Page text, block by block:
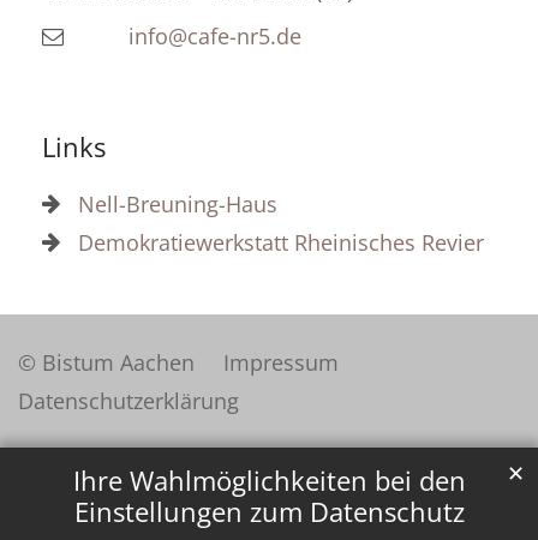
Ihre Wahlmöglichkeiten bei den
Einstellungen zum Datenschutz
✕
info@cafe-nr5.de
Links
Nell-Breuning-Haus
Demokratiewerkstatt Rheinisches Revier
© Bistum Aachen
Impressum
Datenschutzerklärung